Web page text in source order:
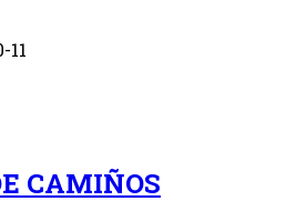
11
CAMIÑOS